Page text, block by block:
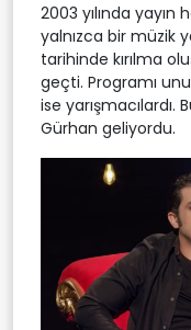
2003 yılında
yalnızca bir müzik
tarihinde kırılma
geçti. Programı
ise yarışmacılardı.
Gürhan geliyordu.